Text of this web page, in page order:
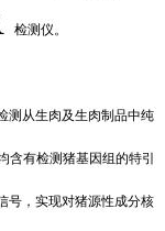
检测仪。
测从生肉及生肉制品中纯
含有检测猪基因组的特引
号，实现对猪源性成分核